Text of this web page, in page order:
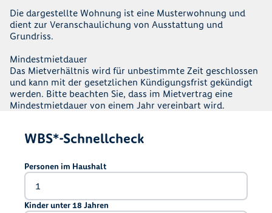
Die dargestellte Wohnung ist eine Musterwohnung und
dient zur Veranschaulichung von Ausstattung und
Grundriss.
Mindestmietdauer
Das Mietverhältnis wird für unbestimmte Zeit geschlossen
und kann mit der gesetzlichen Kündigungsfrist gekündigt
werden. Bitte beachten Sie, dass im Mietvertrag eine
Mindestmietdauer von einem Jahr vereinbart wird.
WBS*-Schnellcheck
Personen im Haushalt
Kinder unter 18 Jahren